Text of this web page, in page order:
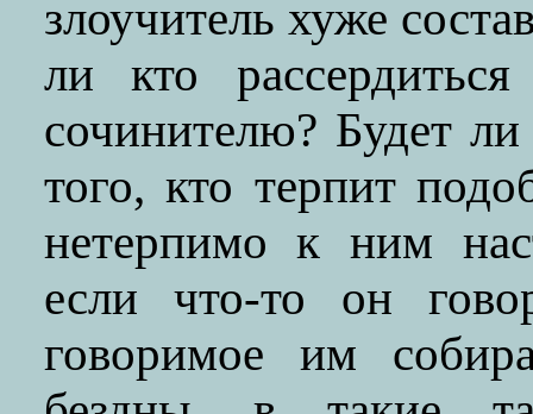
злоучитель хуже
ли кто
сочинителю? Будет
того, кто терпит
нетерпимо к ним
если что-то он
говоримое им